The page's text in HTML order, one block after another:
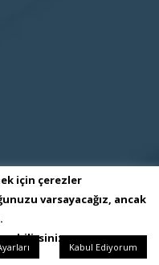
Kooperatifi
Cσρуяιgнт © 2017
için çerezler
varsayacağız, ancak
Kabul Ediyorum